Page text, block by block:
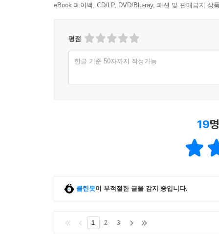
eBook 페이백, CD/LP, DVD/Blu-ray, 패션 및 판매금지 상
평점
한글 기준 50자까지 작성가능
19
클린봇이 부적절한 글을 감지 중입니다.
1 2 3